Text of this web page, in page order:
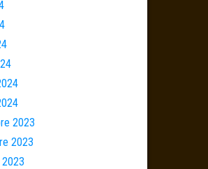
2023
2023